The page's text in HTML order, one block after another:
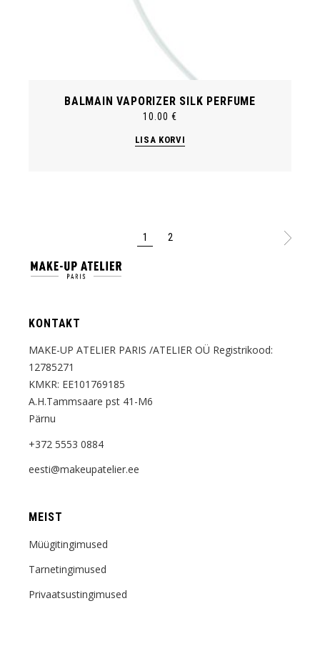
BALMAIN VAPORIZER SILK PERFUME
10.00€
LISA KORVI
1 2
KONTAKT
MAKE-UP ATELIER PARIS /ATELIER OÜ Registrikood:
12785271
KMKR: EE101769185
A.H.Tammsaare pst 41-M6
Pärnu
+372 5553 0884
eesti@makeupatelier.ee
MEIST
Müügitingimused
Tarnetingimused
Privaatsustingimused